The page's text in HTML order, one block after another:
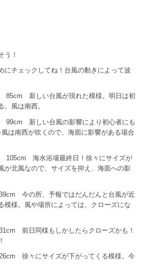
う！
にチェックしてね！台風の動きによって波
新しい台風が現れた模様。明日は初
風は南西。
新しい台風の影響により初心者にも
は南西が吹くので、海面に影響がある場合
海水浴場最終日！徐々にサイズが
が北風なので、サイズを抑え、海面への影
今の所、予報ではだんだんと台風が近
模様。風や場所によっては、クローズにな
前日同様もしかしたらクローズかも！
徐々にサイズが下がってくる模様。今